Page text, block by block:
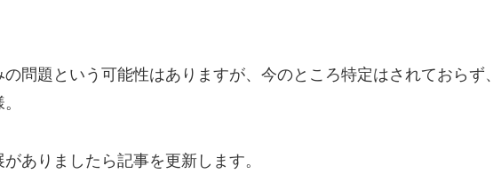
問題という可能性はありますが、今のところ特定はされておらず、
ありましたら記事を更新します。